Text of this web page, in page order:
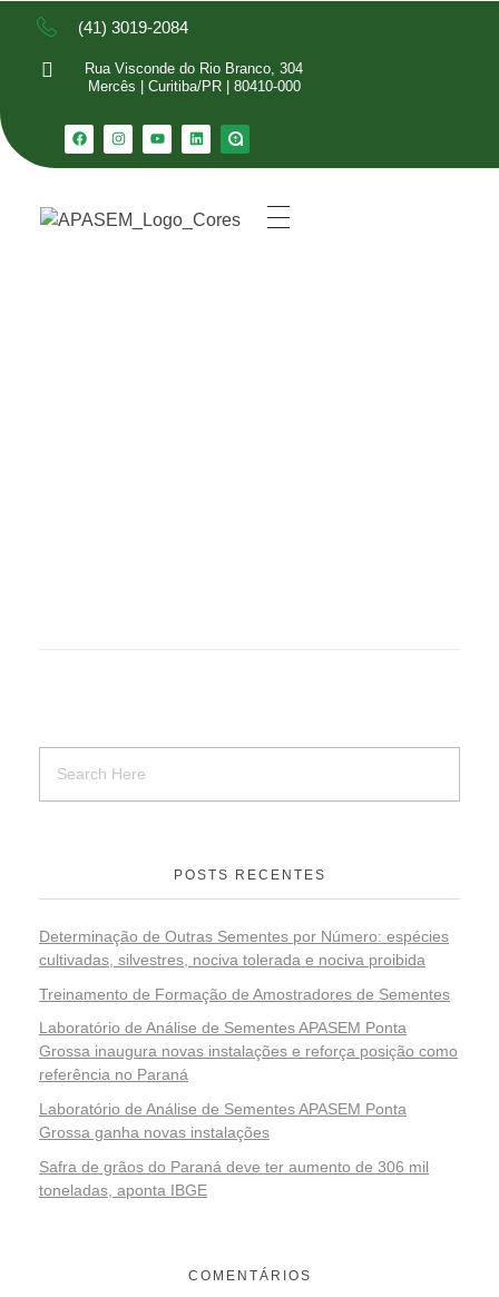
(41) 3019-2084
Rua Visconde do Rio Branco, 304
Mercês | Curitiba/PR | 80410-000
POSTS RECENTES
Determinação de Outras Sementes por Número: espécies
cultivadas, silvestres, nociva tolerada e nociva proibida
Treinamento de Formação de Amostradores de Sementes
Laboratório de Análise de Sementes APASEM Ponta
Grossa inaugura novas instalações e reforça posição como
referência no Paraná
Laboratório de Análise de Sementes APASEM Ponta
Grossa ganha novas instalações
Safra de grãos do Paraná deve ter aumento de 306 mil
toneladas, aponta IBGE
COMENTÁRIOS